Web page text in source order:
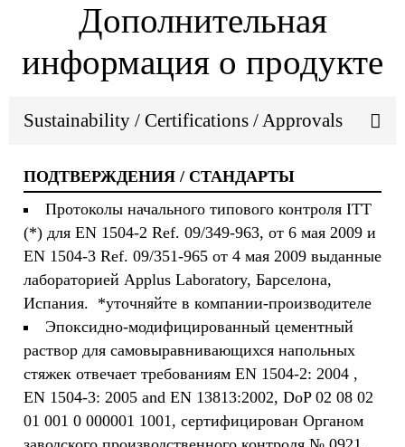
Дополнительная
информация о продукте
Sustainability / Certifications / Approvals
ПОДТВЕРЖДЕНИЯ / СТАНДАРТЫ
Протоколы начального типового контроля ITT
(*) для EN 1504-2 Ref. 09/349-963, от 6 мая 2009 и
EN 1504-3 Ref. 09/351-965 от 4 мая 2009 выданные
лабораторией Applus Laboratory, Барселона,
Испания. *уточняйте в компании-производителе
Эпоксидно-модифицированный цементный
раствор для самовыравнивающихся напольных
стяжек отвечает требованиям EN 1504-2: 2004 ,
EN 1504-3: 2005 and EN 13813:2002, DoP 02 08 02
01 001 0 000001 1001, сертифицирован Органом